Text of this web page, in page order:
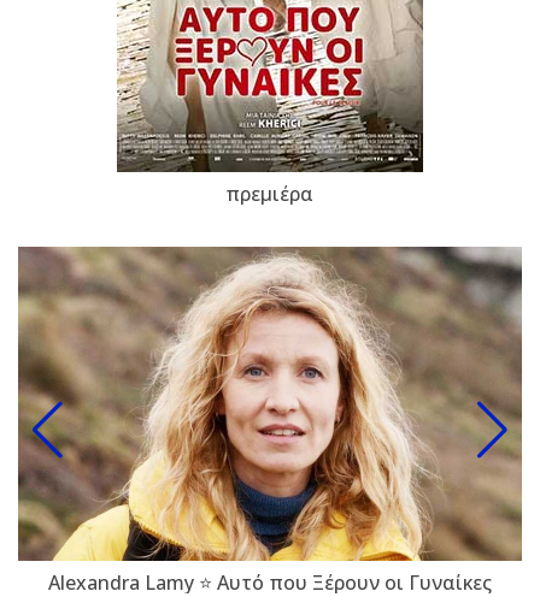
πρεμιέρα
Alexandra Lamy ⭐ Αυτό που Ξέρουν οι Γυναίκες